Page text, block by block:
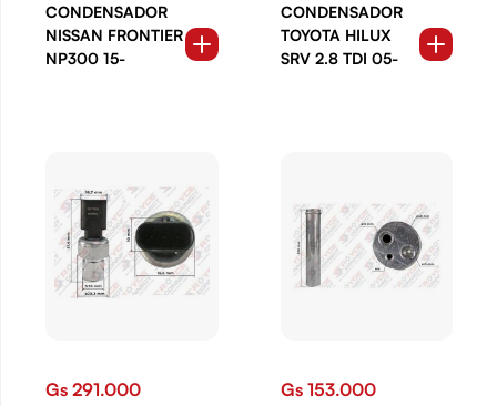
CONDENSADOR
NISSAN FRONTIER
NP300 15-
CONDENSADOR
TOYOTA HILUX
SRV 2.8 TDI 05-
Gs 291.000 Gs 153.000